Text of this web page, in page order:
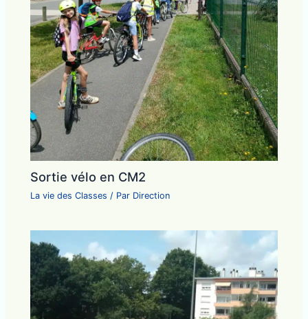
Sortie vélo en CM2
La vie des Classes / Par Direction